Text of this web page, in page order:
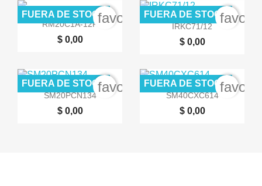
 Vista rápida
RM20C1A-12F
$ 0,00
FUERA DE STOCKfavorite_border
 Vista rápida
IRKC71/12
$ 0,00
FUERA DE STOCK
 Vista rápida
SM20PCN134
$ 0,00
FUERA DE STOCKfavorite_border
 Vista rápida
SM40CXC614
$ 0,00
FUERA DE STOCK